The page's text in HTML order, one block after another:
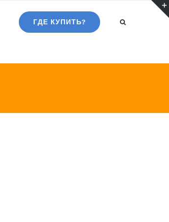
ГДЕ КУПИТЬ?